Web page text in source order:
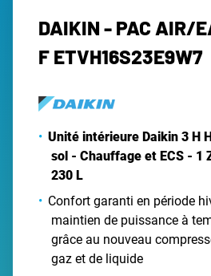
DAIKIN - PAC AIR/
F ETVH16S23E9W7
Unité intérieure Daikin 3 H
sol - Chauffage et ECS - 1
230 L
Confort garanti en période
maintien de puissance à
grâce au nouveau
gaz et de liquide